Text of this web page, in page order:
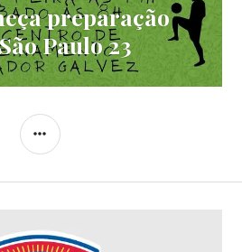
preparação
Paulo 23